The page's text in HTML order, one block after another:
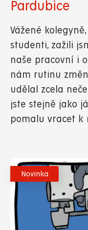
Pardubice
Vážené
studenti, zažili
naše pracovní i
nám rutinu
udělal zcela
jste stejně jako
pomalu vracet k
Novinka